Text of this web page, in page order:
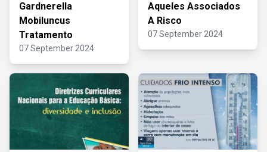
Gardnerella
Mobiluncus
Tratamento
07 September 2024
Aqueles Associados
A Risco
07 September 2024